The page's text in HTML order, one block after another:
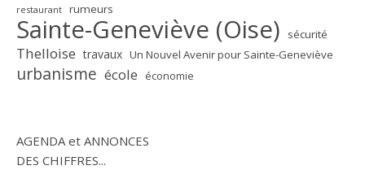
restaurant rumeurs
Sainte-Geneviève (Oise) sécurité
Thelloise travaux Un Nouvel Avenir pour Sainte-Geneviève
urbanisme école économie
AGENDA et ANNONCES
DES CHIFFRES...